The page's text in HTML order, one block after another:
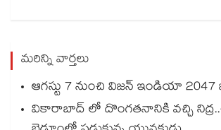
మరిన్ని వార్తలు
ఆగస్టు 7 నుంచి విజన్ ఇండియా
వికారాబాద్‌ లో దొంగతనానికి వచ్చి